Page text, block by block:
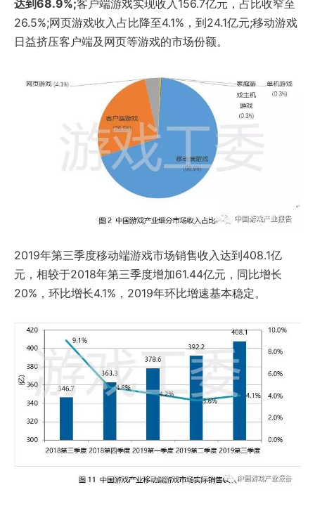
达到68.9%;客户端游戏实现收入156.7亿元，占比收窄至
26.5%;网页游戏收入占比降至4.1%，到24.1亿元;移动游戏
日益挤压客户端及网页等游戏的市场份额。
2019年第三季度移动端游戏市场销售收入达到408.1亿
元，相较于2018年第三季度增加61.44亿元，同比增长
20%，环比增长4.1%，2019年环比增速基本稳定。